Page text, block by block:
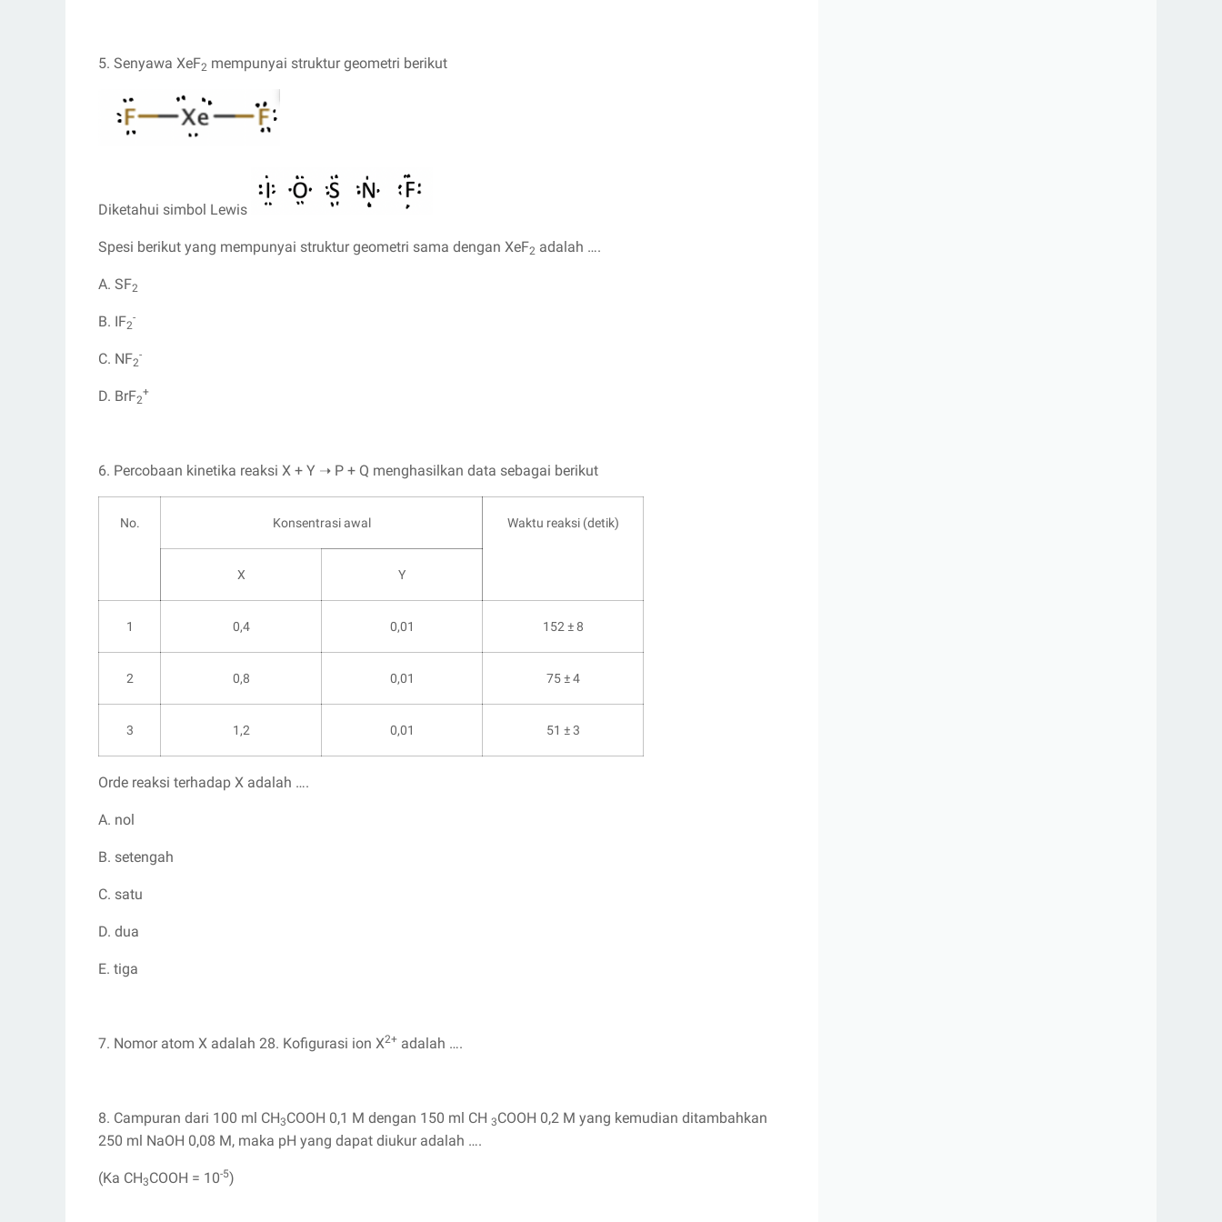
5. Senyawa XeF2 mempunyai struktur geometri berikut
Diketahui simbol Lewis
Spesi berikut yang mempunyai struktur geometri sama dengan XeF2 adalah ….
A. SF2
B. IF2
-
C. NF2
-
D. BrF2
+
6. Percobaan kinetika reaksi X + Y ➝ P + Q menghasilkan data sebagai berikut
No. Konsentrasi awal Waktu reaksi (detik)
X Y
1 0,4 0,01 152 ± 8
2 0,8 0,01 75 ± 4
3 1,2 0,01 51 ± 3
Orde reaksi terhadap X adalah ….
A. nol
B. setengah
C. satu
D. dua
E. tiga
7. Nomor atom X adalah 28. Kofigurasi ion X2+ adalah ….
8. Campuran dari 100 ml CH3COOH 0,1 M dengan 150 ml CH 3COOH 0,2 M yang kemudian ditambahkan
250 ml NaOH 0,08 M, maka pH yang dapat diukur adalah ….
(Ka CH3COOH = 10-5)